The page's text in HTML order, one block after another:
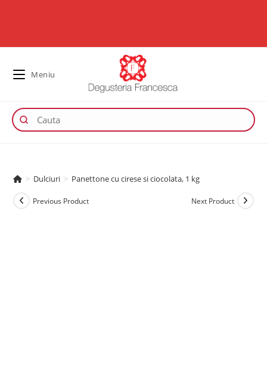
Meniu
> Dulciuri > Panettone cu cirese si ciocolata, 1 kg
Previous Product Next Product